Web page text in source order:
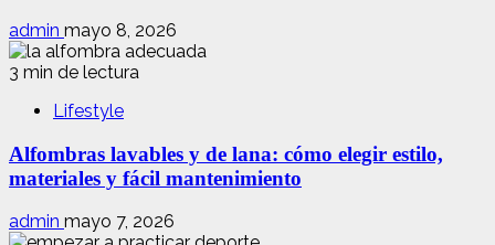
admin mayo 8, 2026
3 min de lectura
Lifestyle
Alfombras lavables y de lana: cómo elegir estilo,
materiales y fácil mantenimiento
admin mayo 7, 2026